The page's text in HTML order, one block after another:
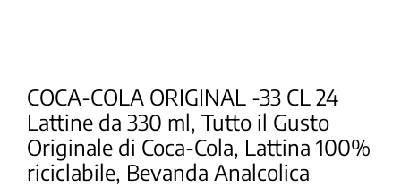
COCA-COLA ORIGINAL -33 CL 24
Lattine da 330 ml, Tutto il Gusto
Originale di Coca-Cola, Lattina 100%
riciclabile, Bevanda Analcolica